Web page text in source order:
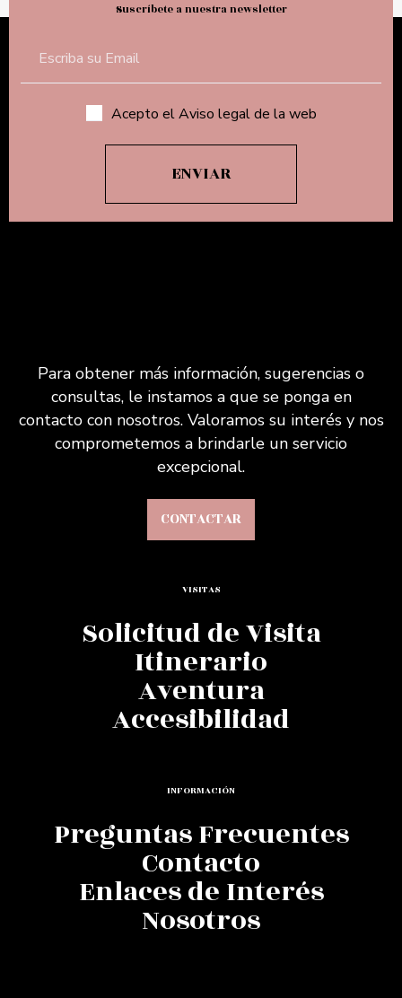
Suscríbete a nuestra newsletter
Acepto el Aviso legal de la web
Para obtener más información, sugerencias o
consultas, le instamos a que se ponga en
contacto con nosotros. Valoramos su interés y nos
comprometemos a brindarle un servicio
excepcional.
CONTACTAR
VISITAS
Solicitud de Visita
Itinerario
Aventura
Accesibilidad
INFORMACIÓN
Preguntas Frecuentes
Contacto
Enlaces de Interés
Nosotros